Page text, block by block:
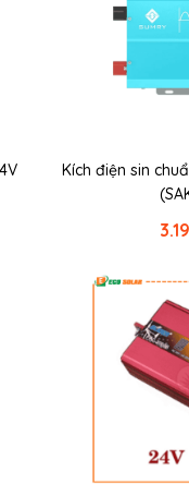
Kích điện sin